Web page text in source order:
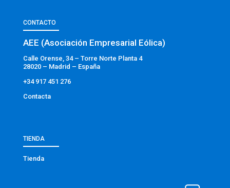
CONTACTO
AEE (Asociación Empresarial Eólica)
Calle Orense, 34 – Torre Norte Planta 4
28020 – Madrid – España
+34 917 451 276
Contacta
TIENDA
Tienda